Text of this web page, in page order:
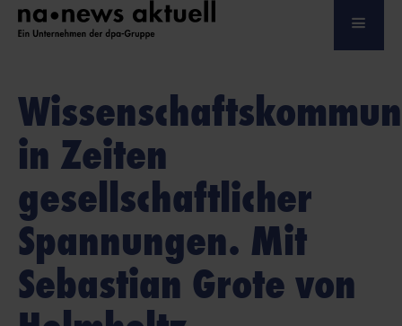
in Zeiten
gesellschaftlicher
Spannungen. Mit
Sebastian Grote von